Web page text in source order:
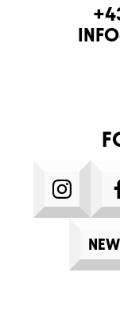
KONTAKT
E-